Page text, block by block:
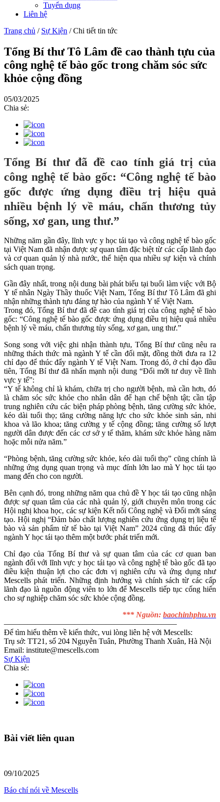
Tuyển dụng
Liên hệ
Trang chủ / Sự Kiện /Chi tiết tin tức
Tổng Bí thư Tô Lâm đề cao thành tựu của
công nghệ tế bào gốc trong chăm sóc sức
khỏe cộng đồng
05/03/2025
Chia sẻ:
Tổng Bí thư đã đề cao tính giá trị của
công nghệ tế bào gốc: “Công nghệ tế bào
gốc được ứng dụng điều trị hiệu quả
nhiều bệnh lý về máu, chấn thương tủy
sống, xơ gan, ung thư.”
Những năm gần đây, lĩnh vực y học tái tạo và công nghệ tế bào gốc
tại Việt Nam đã nhận được sự quan tâm đặc biệt từ các cấp lãnh đạo
và cơ quan quản lý nhà nước, thể hiện qua nhiều sự kiện và chính
sách quan trọng.
Gần đây nhất, trong nội dung bài phát biểu tại buổi làm việc với Bộ
Y tế nhân Ngày Thầy thuốc Việt Nam, Tổng Bí thư Tô Lâm đã ghi
nhận những thành tựu đáng tự hào của ngành Y tế Việt Nam.
Trong đó, Tổng Bí thư đã đề cao tính giá trị của công nghệ tế bào
gốc: “Công nghệ tế bào gốc được ứng dụng điều trị hiệu quả nhiều
bệnh lý về máu, chấn thương tủy sống, xơ gan, ung thư.”
Song song với việc ghi nhận thành tựu, Tổng Bí thư cũng nêu ra
những thách thức mà ngành Y tế cần đối mặt, đồng thời đưa ra 12
chỉ đạo để thúc đẩy ngành Y tế Việt Nam. Trong đó, ở chỉ đạo đầu
tiên, Tổng Bí thư đã nhấn mạnh nội dung “Đổi mới tư duy về lĩnh
vực y tế”:
“Y tế không chỉ là khám, chữa trị cho người bệnh, mà cần hơn, đó
là chăm sóc sức khỏe cho nhân dân để hạn chế bệnh tật; cần tập
trung nghiên cứu các biện pháp phòng bệnh, tăng cường sức khỏe,
kéo dài tuổi thọ; tăng cường năng lực cho sức khỏe sinh sản, nhi
khoa và lão khoa; tăng cường y tế cộng đồng; tăng cường số lượt
người dân được đến các cơ sở y tế thăm, khám sức khỏe hàng năm
hoặc mỗi nửa năm.”
“Phòng bệnh, tăng cường sức khỏe, kéo dài tuổi thọ” cũng chính là
những ứng dụng quan trọng và mục đính lớn lao mà Y học tái tạo
mang đến cho con người.
Bên cạnh đó, trong những năm qua chủ đề Y học tái tạo cũng nhận
được sự quan tâm của các nhà quản lý, giới chuyên môn trong các
Hội nghị khoa học, các sự kiện Kết nối Công nghệ và Đổi mới sáng
tạo. Hội nghị “Đảm bảo chất lượng nghiên cứu ứng dụng trị liệu tế
bào và sản phẩm từ tế bào tại Việt Nam” 2024 cũng đã thúc đẩy
ngành Y học tái tạo thêm một bước phát triển mới.
Chỉ đạo của Tổng Bí thư và sự quan tâm của các cơ quan ban
ngành đối với lĩnh vực y học tái tạo và công nghệ tế bào gốc đã tạo
điều kiện thuận lợi cho các đơn vị nghiên cứu và ứng dụng như
Mescells phát triển. Những định hướng và chính sách từ các cấp
lãnh đạo là nguồn động viên to lớn để Mescells tiếp tục cống hiến
cho sự nghiệp chăm sóc sức khỏe cộng đồng.
*** Nguồn: baochinhphu.vn
——————————————————————
Để tìm hiểu thêm về kiến thức, vui lòng liên hệ với Mescells:
Trụ sở: TT21, số 204 Nguyễn Tuân, Phường Thanh Xuân, Hà Nội
Email: institute@mescells.com
Sự Kiện
Chia sẻ:
Bài viết liên quan
09/10/2025
Báo chí nói về Mescells